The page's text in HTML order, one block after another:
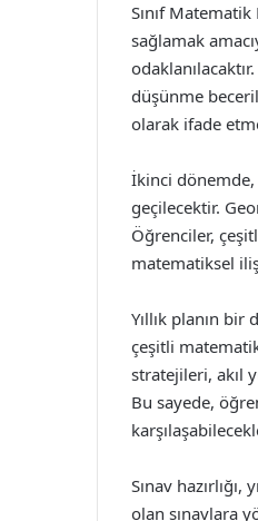
Sınıf
sağlamak
düşünme
olarak ifade
İkinci
geçilecektir.
Öğrenciler,
matematiksel
Yıllık planın
çeşitli
stratejileri, akıl
Bu sayede,
Sınav
olan sınavlara